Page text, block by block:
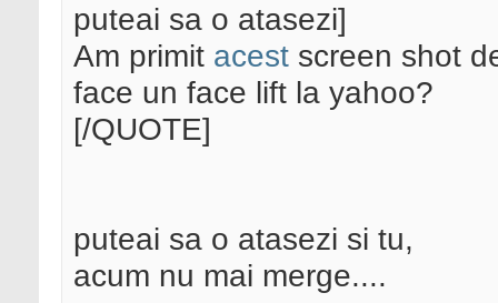
puteai sa o atasezi]
Am primit acest screen shot
face un face lift la yahoo?
[/QUOTE]
puteai sa o atasezi si tu,
acum nu mai merge....